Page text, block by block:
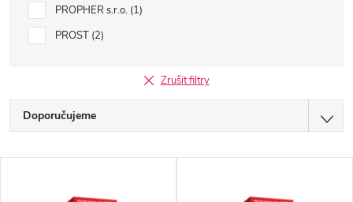
PROPHER s.r.o. 1
PROST 2
Zrušit filtry
Ř
a
Doporučujeme